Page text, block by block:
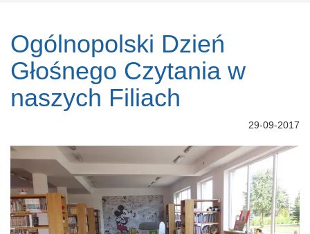
Ogólnopolski Dzień
Głośnego Czytania w
naszych Filiach
29-09-2017